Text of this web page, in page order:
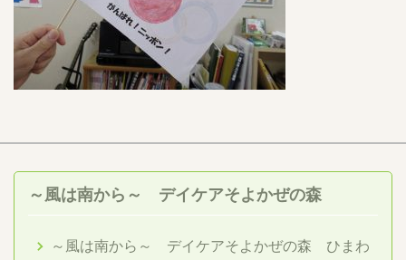
～風は南から～ デイケアそよかぜの森
～風は南から～ デイケアそよかぜの森 ひまわ